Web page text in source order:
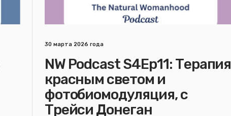
30 марта 2026 года
NW Podcast S4Ep11: Терапия
красным светом и
фотобиомодуляция, с
Трейси Донеган